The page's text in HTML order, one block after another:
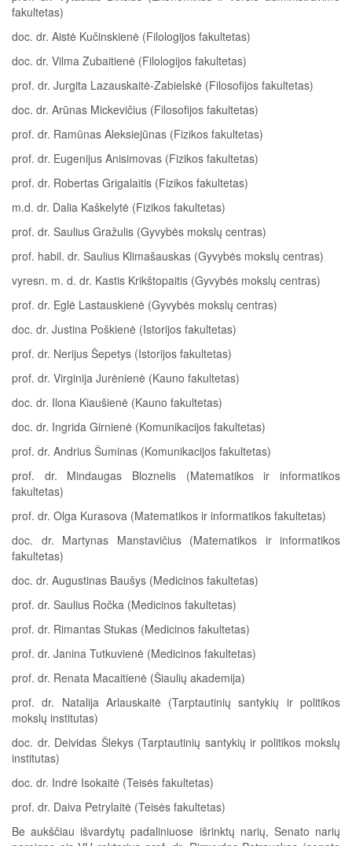
fakultetas)
doc. dr. Aistė Kučinskienė (Filologijos fakultetas)
doc. dr. Vilma Zubaitienė (Filologijos fakultetas)
prof. dr. Jurgita Lazauskaitė-Zabielskė (Filosofijos fakultetas)
doc. dr. Arūnas Mickevičius (Filosofijos fakultetas)
prof. dr. Ramūnas Aleksiejūnas (Fizikos fakultetas)
prof. dr. Eugenijus Anisimovas (Fizikos fakultetas)
prof. dr. Robertas Grigalaitis (Fizikos fakultetas)
m.d. dr. Dalia Kaškelytė (Fizikos fakultetas)
prof. dr. Saulius Gražulis (Gyvybės mokslų centras)
prof. habil. dr. Saulius Klimašauskas (Gyvybės mokslų centras)
vyresn. m. d. dr. Kastis Krikštopaitis (Gyvybės mokslų centras)
prof. dr. Eglė Lastauskienė (Gyvybės mokslų centras)
doc. dr. Justina Poškienė (Istorijos fakultetas)
prof. dr. Nerijus Šepetys (Istorijos fakultetas)
prof. dr. Virginija Jurėnienė (Kauno fakultetas)
doc. dr. Ilona Kiaušienė (Kauno fakultetas)
doc. dr. Ingrida Girnienė (Komunikacijos fakultetas)
prof. dr. Andrius Šuminas (Komunikacijos fakultetas)
prof. dr. Mindaugas Bloznelis (Matematikos ir informatikos
fakultetas)
prof. dr. Olga Kurasova (Matematikos ir informatikos fakultetas)
doc. dr. Martynas Manstavičius (Matematikos ir informatikos
fakultetas)
doc. dr. Augustinas Baušys (Medicinos fakultetas)
prof. dr. Saulius Ročka (Medicinos fakultetas)
prof. dr. Rimantas Stukas (Medicinos fakultetas)
prof. dr. Janina Tutkuvienė (Medicinos fakultetas)
prof. dr. Renata Macaitienė (Šiaulių akademija)
prof. dr. Natalija Arlauskaitė (Tarptautinių santykių ir politikos
mokslų institutas)
doc. dr. Deividas Šlekys (Tarptautinių santykių ir politikos mokslų
institutas)
doc. dr. Indrė Isokaitė (Teisės fakultetas)
prof. dr. Daiva Petrylaitė (Teisės fakultetas)
Be aukščiau išvardytų padaliniuose išrinktų narių, Senato narių